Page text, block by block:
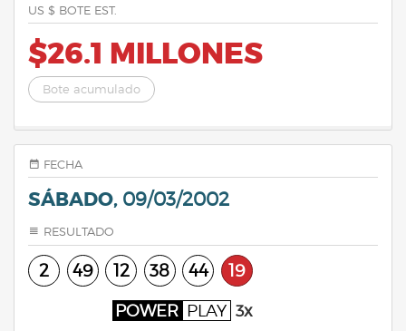
US $ BOTE EST.
$26.1 MILLONES
Bote acumulado
FECHA
SÁBADO, 09/03/2002
RESULTADO
2 49 12 38 44 19
POWER PLAY 3x